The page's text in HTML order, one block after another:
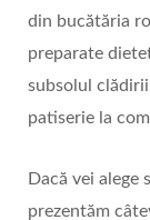
din bucătăria
preparate
subsolul
patiserie la
Dacă vei alege
prezentăm